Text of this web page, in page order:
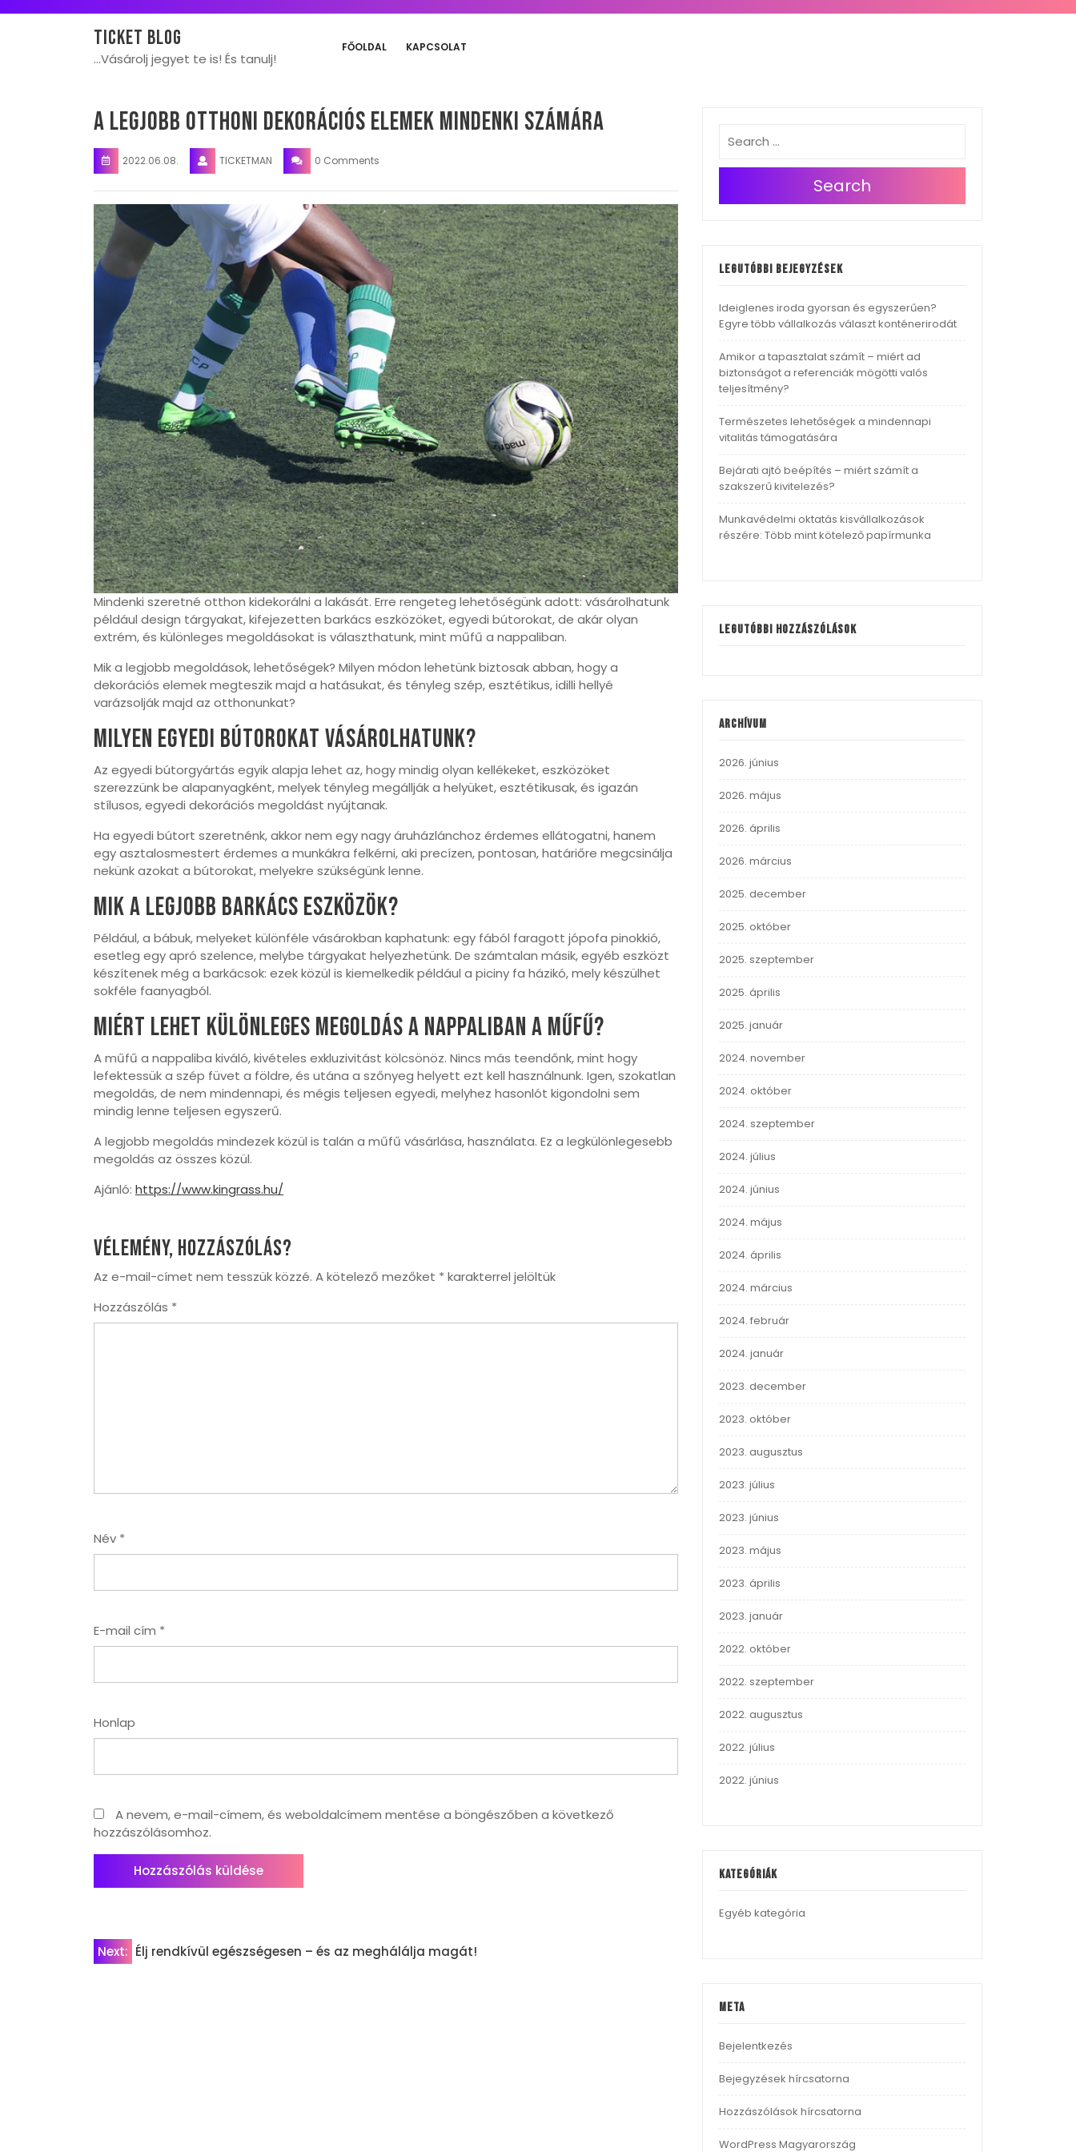
Ticket blog
…Vásárolj jegyet te is! És tanulj!
FŐOLDAL KAPCSOLAT
A legjobb otthoni dekorációs elemek mindenki számára
2022.06.08. TICKETMAN 0 Comments
Mindenki szeretné otthon kidekorálni a lakását. Erre rengeteg lehetőségünk adott: vásárolhatunk
például design tárgyakat, kifejezetten barkács eszközöket, egyedi bútorokat, de akár olyan
extrém, és különleges megoldásokat is választhatunk, mint műfű a nappaliban.
Mik a legjobb megoldások, lehetőségek? Milyen módon lehetünk biztosak abban, hogy a
dekorációs elemek megteszik majd a hatásukat, és tényleg szép, esztétikus, idilli hellyé
varázsolják majd az otthonunkat?
Milyen egyedi bútorokat vásárolhatunk?
Az egyedi bútorgyártás egyik alapja lehet az, hogy mindig olyan kellékeket, eszközöket
szerezzünk be alapanyagként, melyek tényleg megállják a helyüket, esztétikusak, és igazán
stílusos, egyedi dekorációs megoldást nyújtanak.
Ha egyedi bútort szeretnénk, akkor nem egy nagy áruházlánchoz érdemes ellátogatni, hanem
egy asztalosmestert érdemes a munkákra felkérni, aki precízen, pontosan, határiőre megcsinálja
nekünk azokat a bútorokat, melyekre szükségünk lenne.
Mik a legjobb barkács eszközök?
Például, a bábuk, melyeket különféle vásárokban kaphatunk: egy fából faragott jópofa pinokkió,
esetleg egy apró szelence, melybe tárgyakat helyezhetünk. De számtalan másik, egyéb eszközt
készítenek még a barkácsok: ezek közül is kiemelkedik például a piciny fa házikó, mely készülhet
sokféle faanyagból.
Miért lehet különleges megoldás a nappaliban a műfű?
A műfű a nappaliba kiváló, kivételes exkluzivitást kölcsönöz. Nincs más teendőnk, mint hogy
lefektessük a szép füvet a földre, és utána a szőnyeg helyett ezt kell használnunk. Igen, szokatlan
megoldás, de nem mindennapi, és mégis teljesen egyedi, melyhez hasonlót kigondolni sem
mindig lenne teljesen egyszerű.
A legjobb megoldás mindezek közül is talán a műfű vásárlása, használata. Ez a legkülönlegesebb
megoldás az összes közül.
Ajánló: https://www.kingrass.hu/
Vélemény, hozzászólás?
Az e-mail-címet nem tesszük közzé. A kötelező mezőket * karakterrel jelöltük
Hozzászólás *
Név *
E-mail cím *
Honlap
A nevem, e-mail-címem, és weboldalcímem mentése a böngészőben a következő
hozzászólásomhoz.
Bejegyzés
Next: Élj rendkívül egészségesen – és az meghálálja magát!
Search
Legutóbbi bejegyzések
Ideiglenes iroda gyorsan és egyszerűen?
Egyre több vállalkozás választ konténerirodát
Amikor a tapasztalat számít – miért ad
biztonságot a referenciák mögötti valós
teljesítmény?
Természetes lehetőségek a mindennapi
vitalitás támogatására
Bejárati ajtó beépítés – miért számít a
szakszerű kivitelezés?
Munkavédelmi oktatás kisvállalkozások
részére: Több mint kötelező papírmunka
Legutóbbi hozzászólások
Archívum
2026. június
2026. május
2026. április
2026. március
2025. december
2025. október
2025. szeptember
2025. április
2025. január
2024. november
2024. október
2024. szeptember
2024. július
2024. június
2024. május
2024. április
2024. március
2024. február
2024. január
2023. december
2023. október
2023. augusztus
2023. július
2023. június
2023. május
2023. április
2023. január
2022. október
2022. szeptember
2022. augusztus
2022. július
2022. június
Kategóriák
Egyéb kategória
Meta
Bejelentkezés
Bejegyzések hírcsatorna
Hozzászólások hírcsatorna
WordPress Magyarország